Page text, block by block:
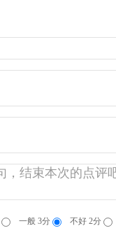
一般 3分 不好 2分